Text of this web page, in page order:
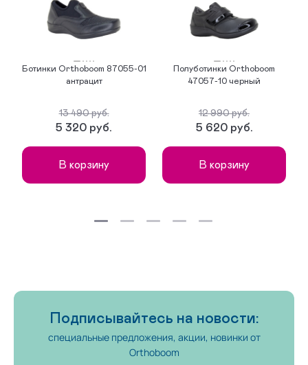
Ботинки Orthoboom 87055-01
антрацит
13 490 руб.
5 320 руб.
В корзину
Полуботинки Orthoboom
47057-10 черный
12 990 руб.
5 620 руб.
В корзину
Подписывайтесь на новости:
специальные предложения, акции, новинки от
Orthoboom